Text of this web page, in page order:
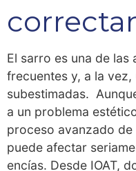
El sarro es una de las
frecuentes y, a la vez,
subestimadas.
a un problema
proceso avanzado
puede afectar
encías. Desde IOAT,